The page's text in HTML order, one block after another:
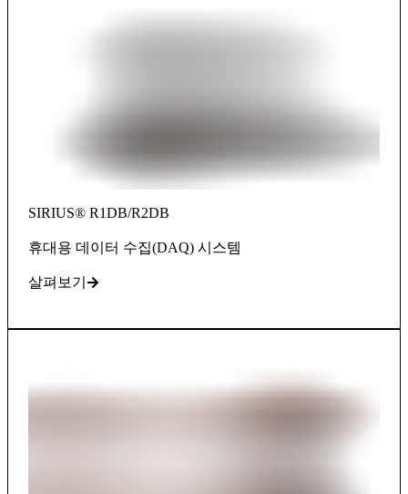
SIRIUS® R1DB/R2DB
휴대용 데이터 수집(DAQ) 시스템
살펴보기